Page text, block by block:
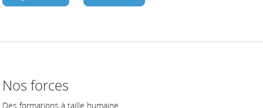
Nos forces
Des formations à taille humaine